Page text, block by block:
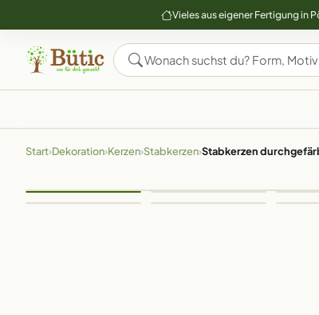
Vieles aus eigener Fertigung in
Start›Dekoration›Kerzen›Stabkerzen›Stabkerzen